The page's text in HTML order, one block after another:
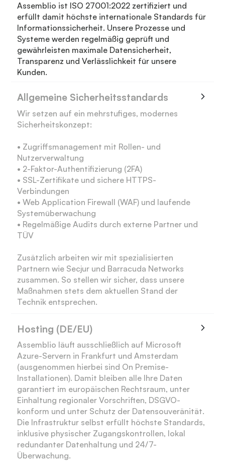
Assemblio ist ISO 27001:2022 zertifiziert und
erfüllt damit höchste internationale Standards für
Informationssicherheit. Unsere Prozesse und
Systeme werden regelmäßig geprüft und
gewährleisten maximale Datensicherheit,
Transparenz und Verlässlichkeit für unsere
Kunden.
Allgemeine Sicherheitsstandards
Wir setzen auf ein mehrstufiges, modernes
Sicherheitskonzept:
• Zugriffsmanagement mit Rollen- und
Nutzerverwaltung
• 2-Faktor-Authentifizierung (2FA)
• SSL-Zertifikate und sichere HTTPS-
Verbindungen
• Web Application Firewall (WAF) und laufende
Systemüberwachung
• Regelmäßige Audits durch externe Partner und
TÜV
Zusätzlich arbeiten wir mit spezialisierten
Partnern wie Secjur und Barracuda Networks
zusammen. So stellen wir sicher, dass unsere
Maßnahmen stets dem aktuellen Stand der
Technik entsprechen.
Hosting (DE/EU)
Assemblio läuft ausschließlich auf Microsoft
Azure-Servern in Frankfurt und Amsterdam
(ausgenommen hierbei sind On Premise-
Installationen). Damit bleiben alle Ihre Daten
garantiert im europäischen Rechtsraum, unter
Einhaltung regionaler Vorschriften, DSGVO-
konform und unter Schutz der Datensouveränität.
Die Infrastruktur selbst erfüllt höchste Standards,
inklusive physischer Zugangskontrollen, lokal
redundanter Datenhaltung und 24/7-
Überwachung.